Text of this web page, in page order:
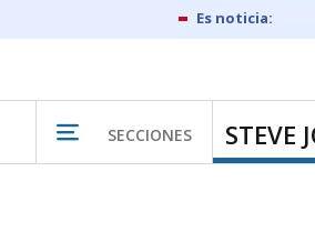
SECCIONES STEVE